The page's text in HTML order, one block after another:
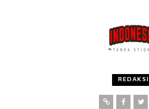
REDAKSI